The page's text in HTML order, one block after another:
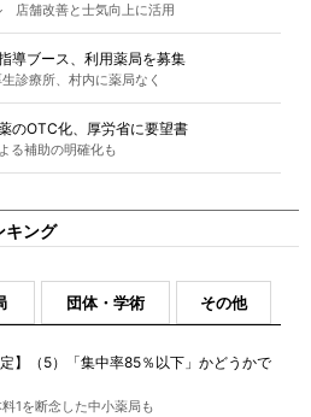
店舗改善と士気向上に活用
導ブース、利用薬局を募集
診療所、村内に薬局なく
のOTC化、厚労省に要望書
る補助の明確化も
キング
団体・学術 その他
定】（5）「集中率85％以下」かどうかで
1を断念した中小薬局も